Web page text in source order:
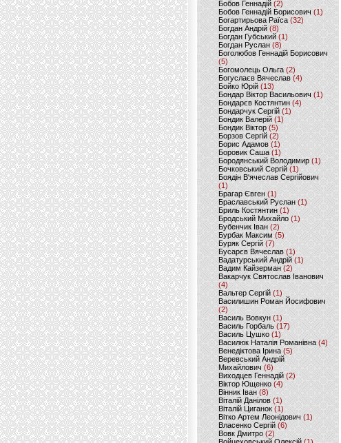
Бобов Геннадій (2)
Бобов Геннадій Борисович (1)
Богартирьова Раїса (32)
Богдан Андрій(8)
Богдан Губський (1)
Богдан Руслан(8)
Боголюбов Геннадій Борисович
(5)
Богомолець Ольга (2)
Богуслаєв Вячеслав (4)
Бойко Юрій (13)
Бондар Віктор Васильович (1)
Бондарєв Костянтин (4)
Бондарчук Сергій(1)
Бондик Валерій (1)
Бондик Віктор(5)
Борзов Сергiй (2)
Борис Адамов(1)
Боровик Саша (1)
Бородянський Володимир (1)
Бочковський Сергій (1)
Боядін В'ячеслав Сергійович
(1)
Брагар Євген (1)
Браславський Руслан (1)
Бриль Костянтин (1)
Бродський Михайло (1)
Бубенчик Іван(2)
Бурбак Максим (5)
Буряк Сергій (7)
Бусарєв Вячеслав (1)
Вадатурський Андрій (1)
Вадим Кайзерман (2)
Вакарчук Святослав Іванович
(4)
Вальтер Сергій (1)
Василишин Роман Йосифович
(2)
Василь Вовкун (1)
Василь Горбаль (17)
Василь Цушко (1)
Василюк Наталія Романівна (4)
Венедіктова Ірина(5)
Веревський Андрій
Михайлович (6)
Виходцев Геннадій (2)
Віктор Ющенко (4)
Вінник Іван (8)
Віталій Данілов (1)
Віталій Циганок (1)
Вітко Артем Леонідович(1)
Власенко Сергій (6)
Вовк Дмитро(2)